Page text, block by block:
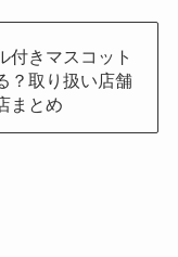
付きマスコット
？取り扱い店舗
まとめ